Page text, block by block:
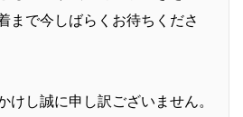
まで今しばらくお待ちくださ
けし誠に申し訳ございません。